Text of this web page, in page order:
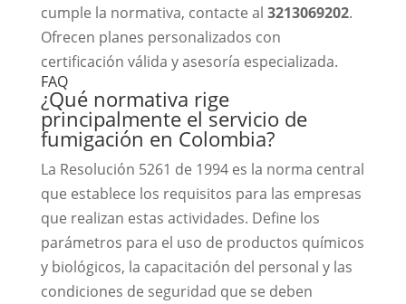
cumple la normativa, contacte al 3213069202.
Ofrecen planes personalizados con
certificación válida y asesoría especializada.
FAQ
¿Qué normativa rige
principalmente el servicio de
fumigación en Colombia?
La Resolución 5261 de 1994 es la norma central
que establece los requisitos para las empresas
que realizan estas actividades. Define los
parámetros para el uso de productos químicos
y biológicos, la capacitación del personal y las
condiciones de seguridad que se deben